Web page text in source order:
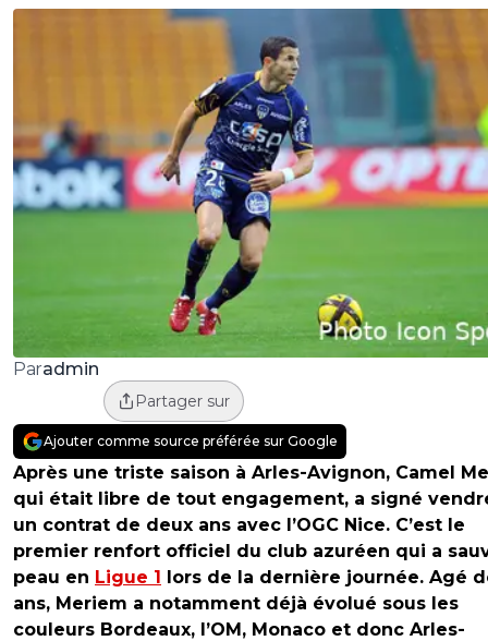
Paradmin
Partager sur
Ajouter comme source préférée sur Google
Après une triste saison à Arles-Avignon, Camel
qui était libre de tout engagement, a signé
un contrat de deux ans avec l’OGC Nice. C’est le
premier renfort officiel du club azuréen qui a
peau en Ligue 1 lors de la dernière journée. Agé
ans, Meriem a notamment déjà évolué sous les
couleurs Bordeaux, l’OM, Monaco et donc Arles-